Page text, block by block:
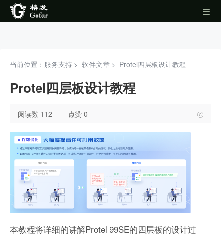
当前位置：服务支持 > 软件文章 > Protel四层板设计教程
Protel四层板设计教程
阅读数 112 点赞 0
本教程将详细的讲解Protel 99SE的四层板的设计过